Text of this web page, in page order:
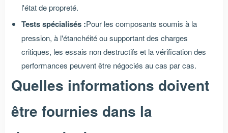
l'état de propreté.
Tests spécialisés :Pour les composants soumis à la
pression, à l'étanchéité ou supportant des charges
critiques, les essais non destructifs et la vérification des
performances peuvent être négociés au cas par cas.
Quelles informations doivent
être fournies dans la